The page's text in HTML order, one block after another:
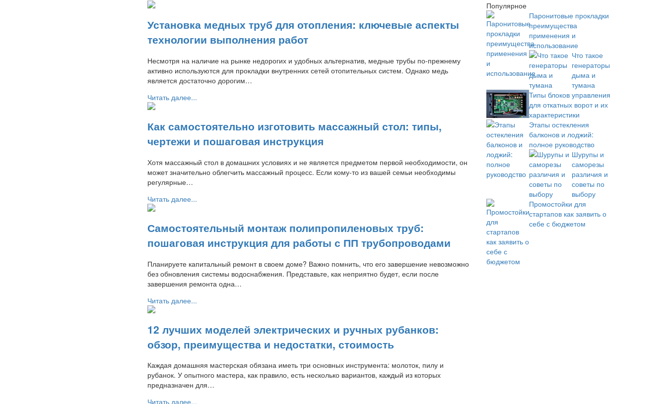
Установка медных труб для отопления: ключевые аспекты
технологии выполнения работ
Несмотря на наличие на рынке недорогих и удобных альтернатив, медные трубы по-прежнему
активно используются для прокладки внутренних сетей отопительных систем. Однако медь
является достаточно дорогим…
Читать далее...
Как самостоятельно изготовить массажный стол: типы,
чертежи и пошаговая инструкция
Хотя массажный стол в домашних условиях и не является предметом первой необходимости, он
может значительно облегчить массажный процесс. Если кому-то из вашей семьи необходимы
регулярные…
Читать далее...
Самостоятельный монтаж полипропиленовых труб:
пошаговая инструкция для работы с ПП трубопроводами
Планируете капитальный ремонт в своем доме? Важно помнить, что его завершение невозможно
без обновления системы водоснабжения. Представьте, как неприятно будет, если после
завершения ремонта одна…
Читать далее...
12 лучших моделей электрических и ручных рубанков:
обзор, преимущества и недостатки, стоимость
Каждая домашняя мастерская обязана иметь три основных инструмента: молоток, пилу и
рубанок. У опытного мастера, как правило, есть несколько вариантов, каждый из которых
предназначен для…
Читать далее...
Популярное
Паронитовые прокладки
преимущества
применения и
использование
Что такое
генераторы
дыма и
тумана
Типы блоков управления
для откатных ворот и их
характеристики
Этапы остекления
балконов и лоджий:
полное руководство
Шурупы и
саморезы
различия и
советы по
выбору
Промостойки для
стартапов как заявить о
себе с бюджетом